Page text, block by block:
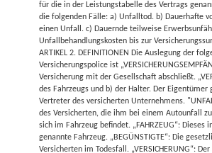
für die in der Leistungstabelle des Vertrags
die folgenden Fälle: a) Unfalltod. b) Dauerhafte
einen Unfall. c) Dauernde teilweise
Unfallbehandlungskosten bis zur
ARTIKEL 2. DEFINITIONEN Die Auslegung der
Versicherungspolice ist
Versicherung mit der Gesellschaft abschließt.
des Fahrzeugs und b) der Halter. Der
Vertreter des versicherten Unternehmens.
des Versicherten, die ihm bei einem Autounfall
sich im Fahrzeug befindet. „FAHRZEUG“: Dieses
genannte Fahrzeug. „BEGÜNSTIGTE“: Die
Versicherten im Todesfall. „VERSICHERUNG“: